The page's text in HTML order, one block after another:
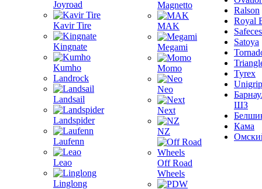
Joyroad
Kavir Tire
Kingnate
Kumho
Landrock
Landsail
Landspider
Laufenn
Leao
Linglong
Magnetto
MAK
Megami
Momo
Neo
Next
NZ
Off Road
Wheels
Ralson
Royal
Satoya
Tyrex
Unigrip
ШЗ
Кама